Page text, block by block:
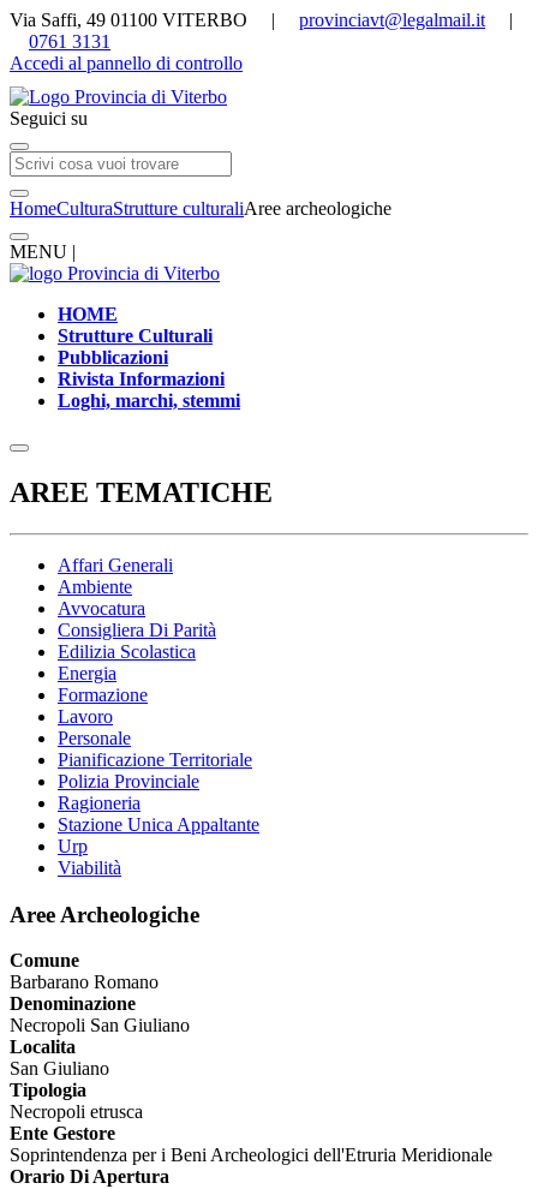
Via Saffi, 49 01100 VITERBO | provinciavt@legalmail.it |
0761 3131
Accedi al pannello di controllo
Seguici su
HomeCulturaStrutture culturaliAree archeologiche
MENU |
HOME
Strutture Culturali
Pubblicazioni
Rivista Informazioni
Loghi, marchi, stemmi
AREE TEMATICHE
Affari Generali
Ambiente
Avvocatura
Consigliera Di Parità
Edilizia Scolastica
Energia
Formazione
Lavoro
Personale
Pianificazione Territoriale
Polizia Provinciale
Ragioneria
Stazione Unica Appaltante
Urp
Viabilità
Aree Archeologiche
Comune
Barbarano Romano
Denominazione
Necropoli San Giuliano
Localita
San Giuliano
Tipologia
Necropoli etrusca
Ente Gestore
Soprintendenza per i Beni Archeologici dell'Etruria Meridionale
Orario Di Apertura